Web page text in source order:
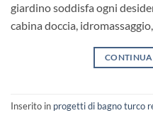
giardino soddisfa ogni
cabina doccia,
CONTINUA
Inserito in progetti di bagno turco